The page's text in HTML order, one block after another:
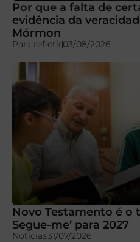
Por que a falta de
evidência da
Mórmon
Para refletir03/08/2026
Novo Testamento é o
Segue-me’ para 2027
Notícias31/07/2026